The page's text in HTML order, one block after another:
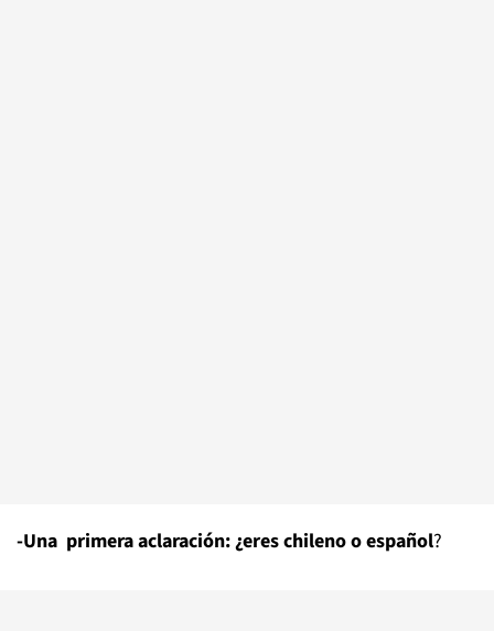
-Una primera aclaración: ¿eres chileno o español?